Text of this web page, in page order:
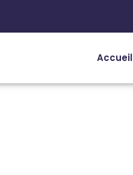
Accueil